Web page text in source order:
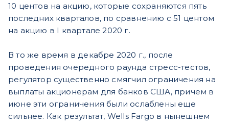
10 центов на акцию, которые сохраняются пять
последних кварталов, по сравнению с 51 центом
на акцию в I квартале 2020 г.
В то же время в декабре 2020 г., после
проведения очередного раунда стресс-тестов,
регулятор существенно смягчил ограничения на
выплаты акционерам для банков США, причем в
июне эти ограничения были ослаблены еще
сильнее. Как результат, Wells Fargo в нынешнем